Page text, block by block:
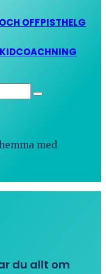
OFFPISTHELG
med
du allt om